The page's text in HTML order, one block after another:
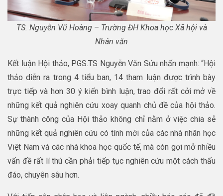
TS. Nguyễn Vũ Hoàng – Trường ĐH Khoa học Xã hội và
Nhân văn
Kết luận Hội thảo, PGS.TS Nguyễn Văn Sửu nhấn mạnh: “Hội
thảo diễn ra trong 4 tiểu ban, 14 tham luận được trình bày
trực tiếp và hơn 30 ý kiến bình luận, trao đổi rất cởi mở về
những kết quả nghiên cứu xoay quanh chủ đề của hội thảo.
Sự thành công của Hội thảo không chỉ nằm ở việc chia sẻ
những kết quả nghiên cứu có tính mới của các nhà nhân học
Việt Nam và các nhà khoa học quốc tế, mà còn gợi mở nhiều
vấn đề rất lí thú cần phải tiếp tục nghiên cứu một cách thấu
đáo, chuyên sâu hơn.